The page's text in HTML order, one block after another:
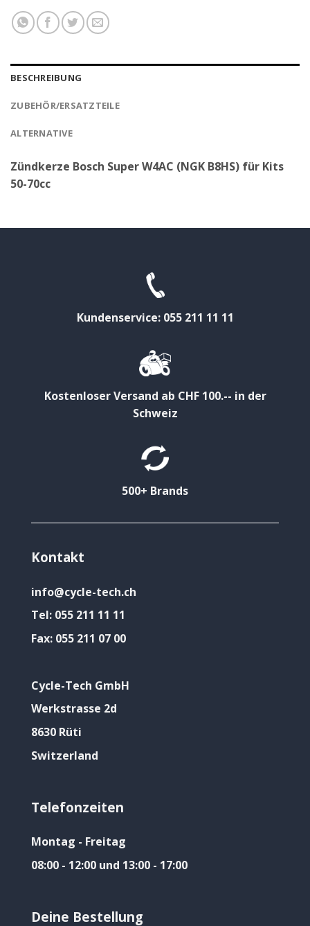
BESCHREIBUNG
ZUBEHÖR/ERSATZTEILE
ALTERNATIVE
Zündkerze Bosch Super W4AC (NGK B8HS) für Kits
50-70cc
Kundenservice: 055 211 11 11
Kostenloser Versand ab CHF 100.-- in der
Schweiz
500+ Brands
Kontakt
info@cycle-tech.ch
Tel: 055 211 11 11
Fax: 055 211 07 00
Cycle-Tech GmbH
Werkstrasse 2d
8630 Rüti
Switzerland
Telefonzeiten
Montag - Freitag
08:00 - 12:00 und 13:00 - 17:00
Deine Bestellung